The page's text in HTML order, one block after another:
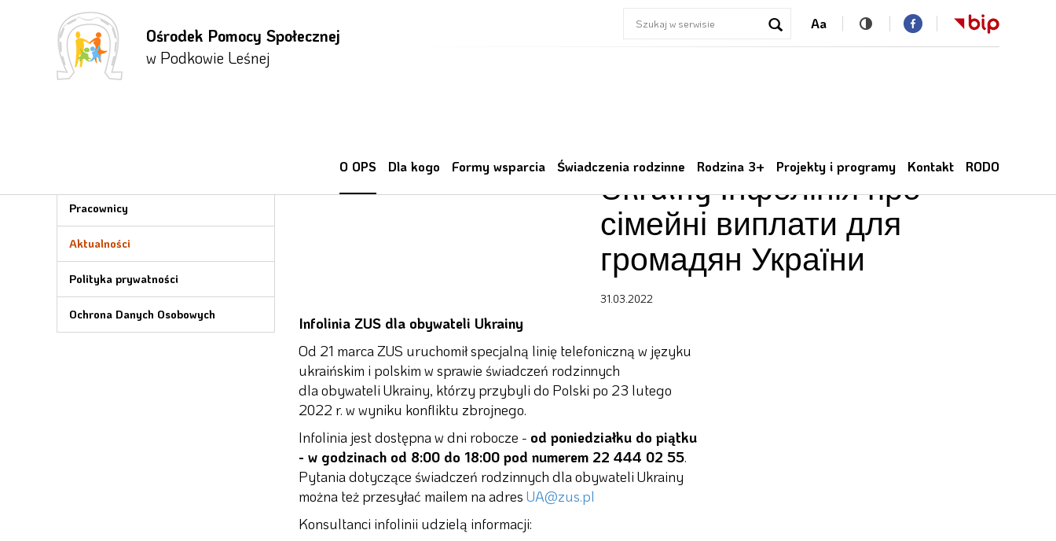
Przejdź
do menu
głównego
Przejdź
treści
Przejdź
do menu
bocznego
Ośrodek Pomocy Społecznej
w Podkowie Leśnej
Aa
O OPS Dla kogo Formy wsparcia Świadczenia rodzinne Rodzina 3+ Projekty i programy Kontakt RODO
Pracownicy
Aktualności
Polityka prywatności
Ochrona Danych Osobowych
Infolinia ZUS dla obywateli
Ukrainy Інфолінія про
сімейні виплати для
громадян України
31.03.2022
Infolinia ZUS dla obywateli Ukrainy
Od 21 marca ZUS uruchomił specjalną linię telefoniczną w języku
ukraińskim i polskim w sprawie świadczeń rodzinnych
dla obywateli Ukrainy, którzy przybyli do Polski po 23 lutego
2022 r. w wyniku konfliktu zbrojnego.
Infolinia jest dostępna w dni robocze - od poniedziałku do piątku
- w godzinach od 8:00 do 18:00 pod numerem 22 444 02 55.
Pytania dotyczące świadczeń rodzinnych dla obywateli Ukrainy
można też przesyłać mailem na adres UA@zus.pl
Konsultanci infolinii udzielą informacji: